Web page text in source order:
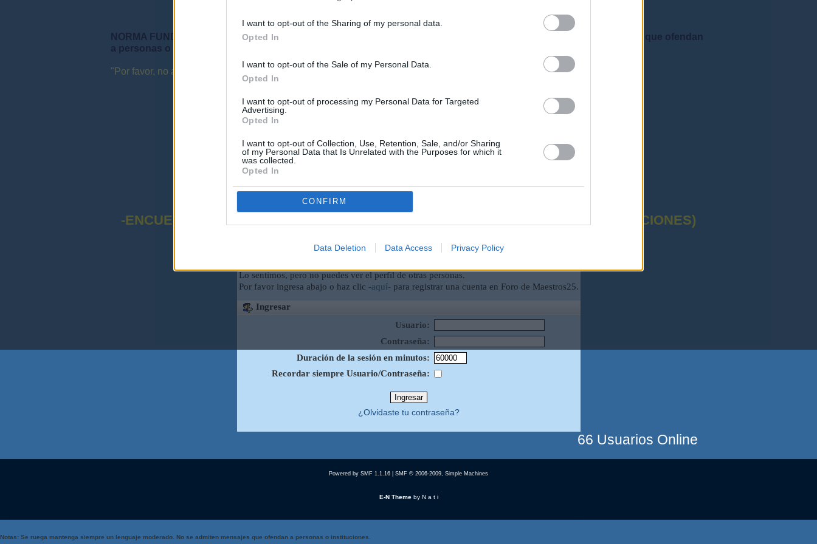
I want to opt-out of the Sharing of my personal data.
Opted In
I want to opt-out of the Sale of my Personal Data.
Opted In
I want to opt-out of processing my Personal Data for Targeted
Advertising.
Opted In
I want to opt-out of Collection, Use, Retention, Sale, and/or Sharing
of my Personal Data that Is Unrelated with the Purposes for which it
was collected.
Opted In
CONFIRM
Data Deletion Data Access Privacy Policy
NORMA FUNDAMENTAL DEL FORO: "Se ruega mantenga siempre un lenguaje moderado. No se admiten mensajes que ofendan
a personas o instituciones ni que creen crispación"
"Por favor, no abuse de las mayúsculas e intente utilizar una expresión y ortografía correctas"
-ENCUESTA SOBRE EL PROCEDIMENTO SELECTIVO DOCENTE ACTUAL (OPOSICIONES)
Lo sentimos, pero no puedes ver el perfil de otras personas.
Por favor ingresa abajo o haz clic -aquí- para registrar una cuenta en Foro de Maestros25.
Ingresar
Usuario:
Contraseña:
Duración de la sesión en minutos:
Recordar siempre Usuario/Contraseña:
¿Olvidaste tu contraseña?
Powered by SMF 1.1.16 SMF © 2006-2009, Simple Machines
E-N Themeby N a t i
Notas: Se ruega mantenga siempre un lenguaje moderado. No se admiten mensajes que ofendan a personas o instituciones.